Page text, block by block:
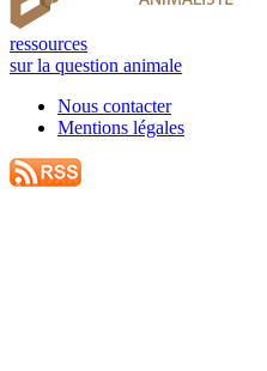
ressources
sur la question animale
Nous contacter
Mentions légales